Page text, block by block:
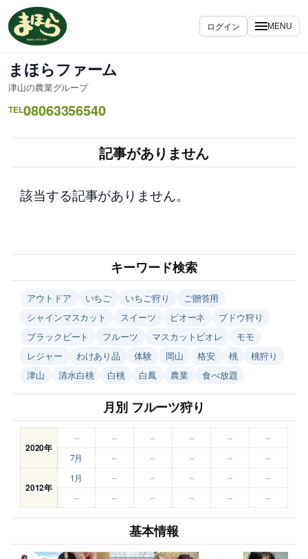
容
を
キ
ッ
プ
ログイン MENU
まほらファーム
津山の農業グループ
TEL08063356540
記事がありません
該当する記事がありません。
キーワード検索
アウトドア いちご いちご狩り
ご贈答用
シャインマスカット
スイーツ ピオーネ
ブドウ狩り
ブラックビート
フルーツ マスカットビオレ
モモ
レジャー
わけあり品 体験 岡山 格安 桃
桃狩り
津山
清水白桃 白桃 白鳳 農業 食べ放題
月別 フルーツ狩り
2020年
– – – – –
–
7月
– – – – –
2012年
1月 – – – –
–
–
– – – – –
基本情報